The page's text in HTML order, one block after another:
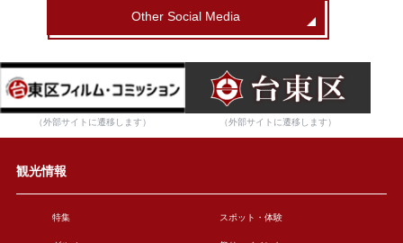
Other Social Media
（外部サイトに遷移します） （外部サイトに遷移します）
観光情報
特集 スポット・体験